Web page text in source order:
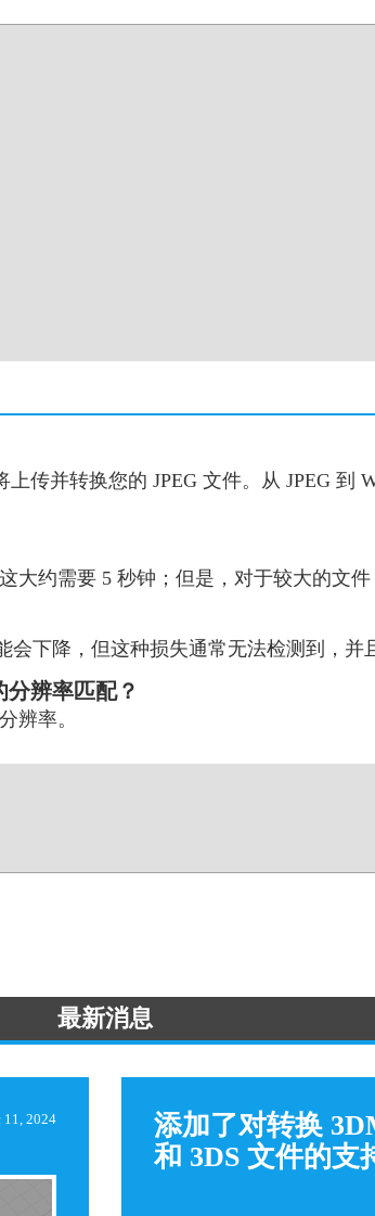
传并转换您的 JPEG 文件。从 JPEG 到
大约需要 5 秒钟；但是，对于较大的文件
下降，但这种损失通常无法检测到，并
辨率匹配？
辨率。
最新消息
11, 2024
添加了对转换
和 3DS 文件的支